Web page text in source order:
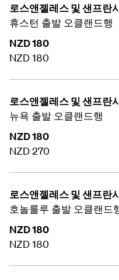
로스앤젤레스 및 샌프란
휴스턴 출발 오클랜드행
NZD 180
NZD 180
로스앤젤레스 및 샌프란
뉴욕 출발 오클랜드행
NZD 180
NZD 270
로스앤젤레스 및 샌프란
호놀룰루 출발 오클랜드
NZD 180
NZD 180